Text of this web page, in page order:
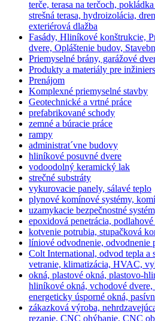
terče, terasa na terčoch,
strešná terasa, hydroizolácia,
exteriérová dlažba
Fasády, Hliníkové konštrukcie,
dvere, Opláštenie budov,
Priemyselné brány, garážové
Produkty a materiály pre
Prenájom
Komplexné priemyselné stavby
Geotechnické a vrtné práce
prefabrikované schody
zemné a búracie práce
rampy
administrat´vne budovy
hliníkové posuvné dvere
vodoodolný keramický lak
strečné substráty
vykurovacie panely, sálavé teplo
plynové komínové systémy,
uzamykacie bezpečnostné
epoxidová penetrácia,
kotvenie potrubia, stupačková
líniové odvodnenie, odvodnenie
Colt International, odvod tepla a
vetranie, klimatizácia, HVAC,
okná, plastové okná, plastovo-
hliníkové okná, vchodové
energeticky úsporné okná,
zákazková výroba,
rezanie, CNC ohýbanie, CNC